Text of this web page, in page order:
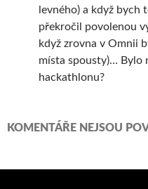
levného) a když bych
překročil povolenou
když zrovna v Omnii
místa spousty)… Bylo
hackathlonu?
KOMENTÁŘE NEJSOU